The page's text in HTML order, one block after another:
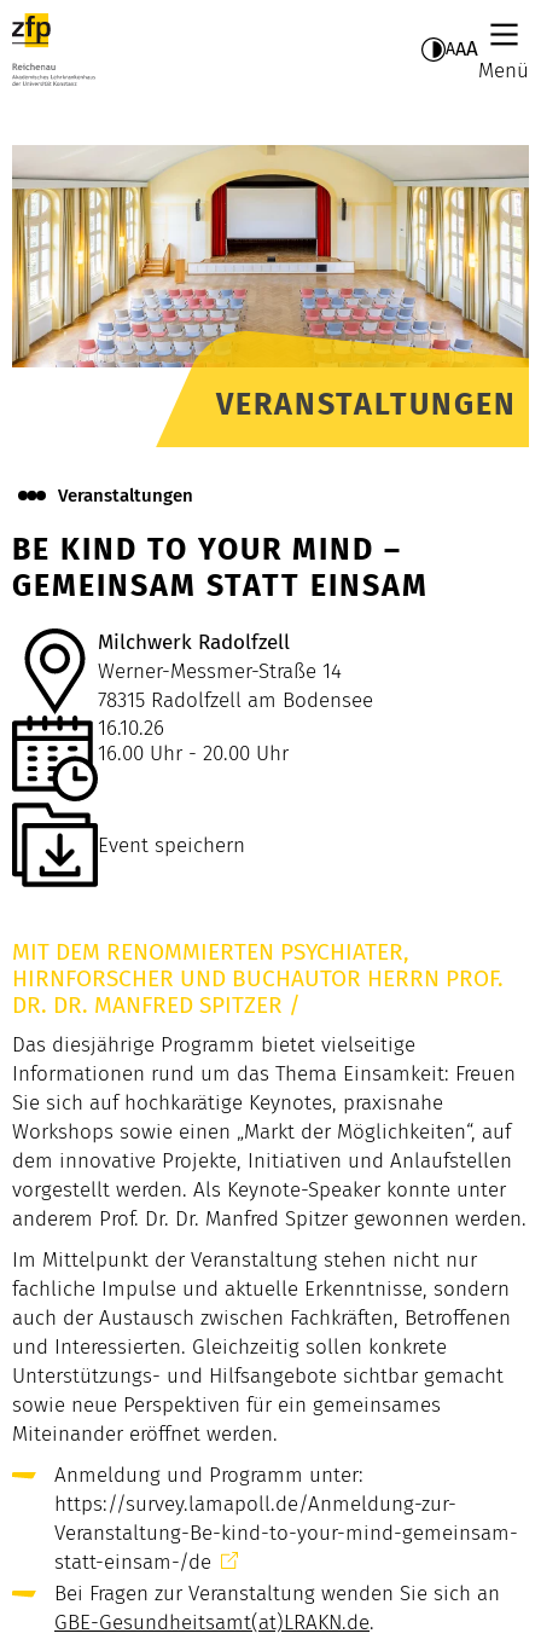
AAA
Menü
VERANSTALTUNGEN
Veranstaltungen
BE KIND TO YOUR MIND –
GEMEINSAM STATT EINSAM
Milchwerk Radolfzell
Werner-Messmer-Straße 14
78315 Radolfzell am Bodensee
16.10.26
16.00 Uhr - 20.00 Uhr
Event speichern
MIT DEM RENOMMIERTEN PSYCHIATER,
HIRNFORSCHER UND BUCHAUTOR HERRN PROF.
DR. DR. MANFRED SPITZER /
Das diesjährige Programm bietet vielseitige
Informationen rund um das Thema Einsamkeit: Freuen
Sie sich auf hochkarätige Keynotes, praxisnahe
Workshops sowie einen „Markt der Möglichkeiten“, auf
dem innovative Projekte, Initiativen und Anlaufstellen
vorgestellt werden. Als Keynote-Speaker konnte unter
anderem Prof. Dr. Dr. Manfred Spitzer gewonnen werden.
Im Mittelpunkt der Veranstaltung stehen nicht nur
fachliche Impulse und aktuelle Erkenntnisse, sondern
auch der Austausch zwischen Fachkräften, Betroffenen
und Interessierten. Gleichzeitig sollen konkrete
Unterstützungs- und Hilfsangebote sichtbar gemacht
sowie neue Perspektiven für ein gemeinsames
Miteinander eröffnet werden.
Anmeldung und Programm unter:
https://survey.lamapoll.de/Anmeldung-zur-
Veranstaltung-Be-kind-to-your-mind-gemeinsam-
statt-einsam-/de
Bei Fragen zur Veranstaltung wenden Sie sich an
GBE-Gesundheitsamt(at)LRAKN.de.